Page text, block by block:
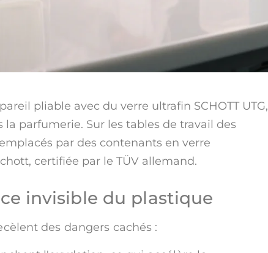
pliable avec du verre ultrafin SCHOTT UTG,
parfumerie. Sur les tables de travail des
par des contenants en verre
certifiée par le TÜV allemand.
invisible du plastique
des dangers cachés :